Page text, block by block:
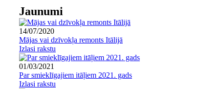
Jaunumi
14/07/2020
Mājas vai dzīvokļa remonts Itālijā
Izlasi rakstu
01/03/2021
Par smieklīgajiem itāļiem 2021. gads
Izlasi rakstu